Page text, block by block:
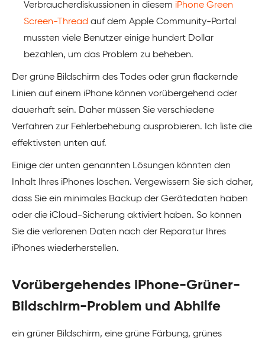
Verbraucherdiskussionen in diesem iPhone Green
Screen-Thread auf dem Apple Community-Portal
mussten viele Benutzer einige hundert Dollar
bezahlen, um das Problem zu beheben.
Der grüne Bildschirm des Todes oder grün flackernde
Linien auf einem iPhone können vorübergehend oder
dauerhaft sein. Daher müssen Sie verschiedene
Verfahren zur Fehlerbehebung ausprobieren. Ich liste die
effektivsten unten auf.
Einige der unten genannten Lösungen könnten den
Inhalt Ihres iPhones löschen. Vergewissern Sie sich daher,
dass Sie ein minimales Backup der Gerätedaten haben
oder die iCloud-Sicherung aktiviert haben. So können
Sie die verlorenen Daten nach der Reparatur Ihres
iPhones wiederherstellen.
Vorübergehendes iPhone-Grüner-
Bildschirm-Problem und Abhilfe
ein grüner Bildschirm, eine grüne Färbung, grünes